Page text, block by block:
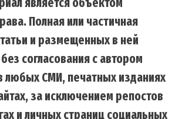
Полная или частичная
и размещенных в ней
согласования с автором
СМИ, печатных изданиях
за исключением репостов
и личных страниц социальных